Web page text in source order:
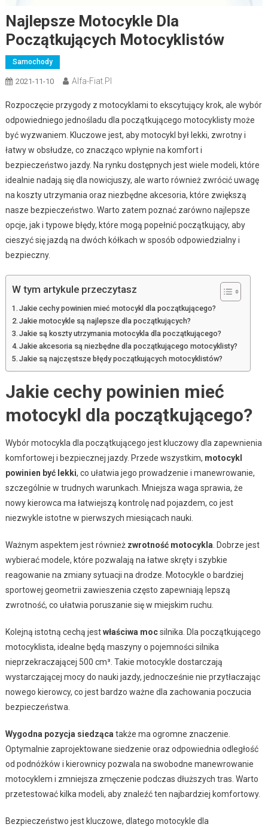
Najlepsze Motocykle Dla
Początkujących Motocyklistów
Samochody
2021-11-10 Alfa-Fiat.pl
Rozpoczęcie przygody z motocyklami to ekscytujący krok, ale wybór
odpowiedniego jednośladu dla początkującego motocyklisty może
być wyzwaniem. Kluczowe jest, aby motocykl był lekki, zwrotny i
łatwy w obsłudze, co znacząco wpłynie na komfort i
bezpieczeństwo jazdy. Na rynku dostępnych jest wiele modeli, które
idealnie nadają się dla nowicjuszy, ale warto również zwrócić uwagę
na koszty utrzymania oraz niezbędne akcesoria, które zwiększą
nasze bezpieczeństwo. Warto zatem poznać zarówno najlepsze
opcje, jak i typowe błędy, które mogą popełnić początkujący, aby
cieszyć się jazdą na dwóch kółkach w sposób odpowiedzialny i
bezpieczny.
W tym artykule przeczytasz
Jakie cechy powinien mieć motocykl dla początkującego?
Jakie motocykle są najlepsze dla początkujących?
Jakie są koszty utrzymania motocykla dla początkującego?
Jakie akcesoria są niezbędne dla początkującego motocyklisty?
Jakie są najczęstsze błędy początkujących motocyklistów?
Jakie cechy powinien mieć
motocykl dla początkującego?
Wybór motocykla dla początkującego jest kluczowy dla zapewnienia
komfortowej i bezpiecznej jazdy. Przede wszystkim, motocykl
powinien być lekki, co ułatwia jego prowadzenie i manewrowanie,
szczególnie w trudnych warunkach. Mniejsza waga sprawia, że
nowy kierowca ma łatwiejszą kontrolę nad pojazdem, co jest
niezwykle istotne w pierwszych miesiącach nauki.
Ważnym aspektem jest również zwrotność motocykla. Dobrze jest
wybierać modele, które pozwalają na łatwe skręty i szybkie
reagowanie na zmiany sytuacji na drodze. Motocykle o bardziej
sportowej geometrii zawieszenia często zapewniają lepszą
zwrotność, co ułatwia poruszanie się w miejskim ruchu.
Kolejną istotną cechą jestwłaściwa mocsilnika. Dla początkującego
motocyklista, idealne będą maszyny o pojemności silnika
nieprzekraczającej 500 cm³. Takie motocykle dostarczają
wystarczającej mocy do nauki jazdy, jednocześnie nie przytłaczając
nowego kierowcy, co jest bardzo ważne dla zachowania poczucia
bezpieczeństwa.
Wygodna pozycja siedzącatakże ma ogromne znaczenie.
Optymalnie zaprojektowane siedzenie oraz odpowiednia odległość
od podnóżków i kierownicy pozwala na swobodne manewrowanie
motocyklem i zmniejsza zmęczenie podczas dłuższych tras. Warto
przetestować kilka modeli, aby znaleźć ten najbardziej komfortowy.
Bezpieczeństwo jest kluczowe, dlatego motocykle dla